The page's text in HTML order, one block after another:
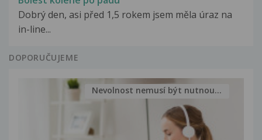
Dobrý den, asi před 1,5 rokem jsem měla úraz na
in-line...
DOPORUČUJEME
Nevolnost nemusí být nutnou...